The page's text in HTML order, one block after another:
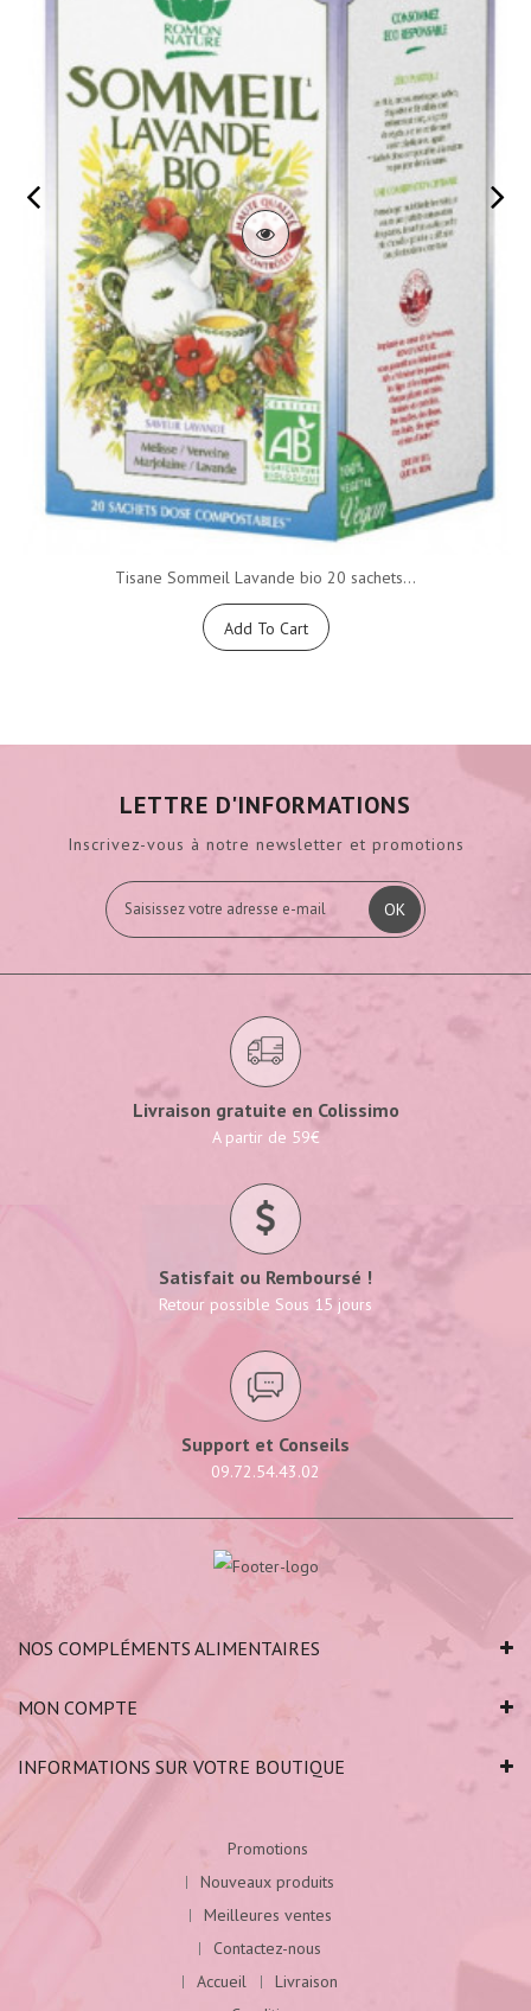
Tisane Sommeil Lavande bio 20 sachets...
Add To Cart
LETTRE D'INFORMATIONS
Inscrivez-vous à notre newsletter et promotions
OK
Livraison gratuite en Colissimo
A partir de 59€
Satisfait ou Remboursé !
Retour possible Sous 15 jours
Support et Conseils
09.72.54.43.02
NOS COMPLÉMENTS ALIMENTAIRES
MON COMPTE
INFORMATIONS SUR VOTRE BOUTIQUE
Promotions
Nouveaux produits
Meilleures ventes
Contactez-nous
Accueil
Livraison